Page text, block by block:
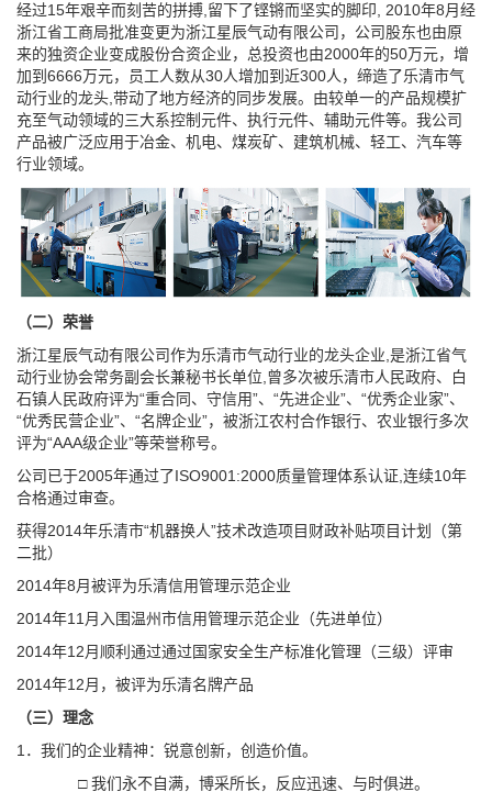
经过15年艰辛而刻苦的拼搏,留下了铿锵而坚实的脚印, 2010年8月经
浙江省工商局批准变更为浙江星辰气动有限公司，公司股东也由原
来的独资企业变成股份合资企业，总投资也由2000年的50万元，增
加到6666万元，员工人数从30人增加到近300人，缔造了乐清市气
动行业的龙头,带动了地方经济的同步发展。由较单一的产品规模扩
充至气动领域的三大系控制元件、执行元件、辅助元件等。我公司
产品被广泛应用于冶金、机电、煤炭矿、建筑机械、轻工、汽车等
行业领域。
（二）荣誉
浙江星辰气动有限公司作为乐清市气动行业的龙头企业,是浙江省气
动行业协会常务副会长兼秘书长单位,曾多次被乐清市人民政府、白
石镇人民政府评为“重合同、守信用”、“先进企业”、“优秀企业家”、
“优秀民营企业”、“名牌企业”，被浙江农村合作银行、农业银行多次
评为“AAA级企业”等荣誉称号。
公司已于2005年通过了ISO9001:2000质量管理体系认证,连续10年
合格通过审查。
获得2014年乐清市“机器换人”技术改造项目财政补贴项目计划（第
二批）
2014年8月被评为乐清信用管理示范企业
2014年11月入围温州市信用管理示范企业（先进单位）
2014年12月顺利通过通过国家安全生产标准化管理（三级）评审
2014年12月，被评为乐清名牌产品
（三）理念
1．我们的企业精神：锐意创新，创造价值。
□ 我们永不自满，博采所长，反应迅速、与时俱进。